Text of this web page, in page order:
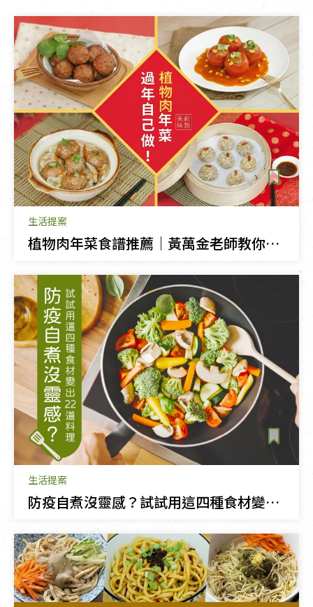
生活提案
植物肉年菜食譜推薦｜黃萬金老師教你做素食獅子頭、珍珠丸子
生活提案
防疫自煮沒靈感？試試用這四種食材變出22道料理！